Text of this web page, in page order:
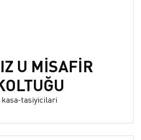
U MİSAFİR
kasa-tasiyicilari